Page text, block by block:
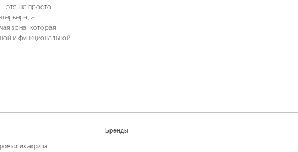
это не просто
а
зона, которая
и функциональной.
из акрила
Бренды